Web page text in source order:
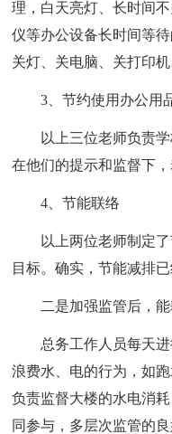
理，白天亮灯、长时间
仪等办公设备长时间等
关灯、关电脑、关打印机
3、节约使用办公用
以上三位老师负责
在他们的提示和监督下
4、节能联络
以上两位老师制定
目标。确实，节能减排
二是加强监管后，
总务工作人员每天
浪费水、电的行为，如
负责监督大楼的水电消
同参与，多层次监管的良